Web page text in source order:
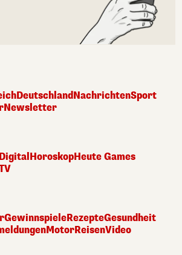
DeutschlandNachrichtenSport
Newsletter
Digital HoroskopHeute Games
GewinnspieleRezepteGesundheit
MotorReisenVideo